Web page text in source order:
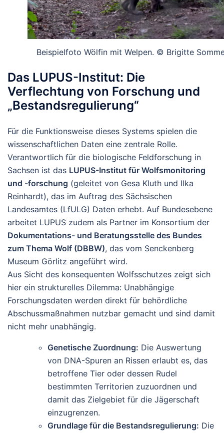
Beispielfoto Wölfin mit Welpen. © Brigitte
Das LUPUS-Institut: Die
Verflechtung von Forschung und
„Bestandsregulierung“
Für die Funktionsweise dieses Systems spielen die
wissenschaftlichen Daten eine zentrale Rolle.
Verantwortlich für die biologische Feldforschung in
Sachsen ist das LUPUS-Institut für Wolfsmonitoring
und -forschung (geleitet von Gesa Kluth und Ilka
Reinhardt), das im Auftrag des Sächsischen
Landesamtes (LfULG) Daten erhebt. Auf Bundesebene
arbeitet LUPUS zudem als Partner im Konsortium der
Dokumentations- und Beratungsstelle des Bundes
zum Thema Wolf (DBBW), das vom Senckenberg
Museum Görlitz angeführt wird.
Aus Sicht des konsequenten Wolfsschutzes zeigt sich
hier ein strukturelles Dilemma: Unabhängige
Forschungsdaten werden direkt für behördliche
Abschussmaßnahmen nutzbar gemacht und sind damit
nicht mehr unabhängig.
Genetische Zuordnung: Die Auswertung
von DNA-Spuren an Rissen erlaubt es, das
betroffene Tier oder dessen Rudel
bestimmten Territorien zuzuordnen und
damit das Zielgebiet für die Jägerschaft
einzugrenzen.
Grundlage für die Bestandsregulierung: Die